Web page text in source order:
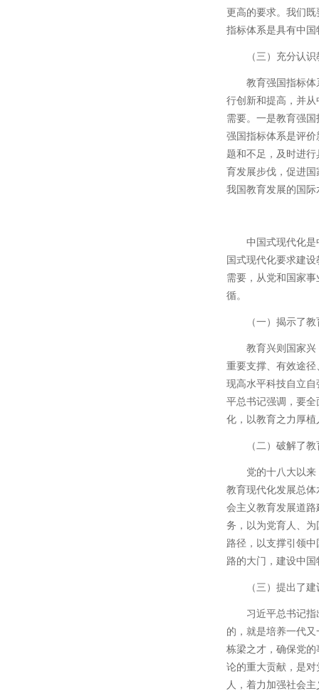
更高的要求。我们
指标体系是具有中
（三）充分认
教育强国指标
行创新和提高，并
需要。一是教育强
强国指标体系是评
题和不足，及时进
育发展步伐，促进
我国教育发展的国
中国式现代化
国式现代化要求建
需要，从党和国家
循。
（一）揭示了
教育兴则国家
重要支撑、有效途
现高水平科技自立
平总书记强调，要
化，以教育之力厚
（二）破解了
党的十八大以
教育现代化发展总
会主义教育发展道
务，以为党育人、
路径，以支撑引领
路的大门，建设中
（三）提出了
习近平总书记
的，就是培养一代
栋梁之才，确保党
论的重大贡献，是
人，着力加强社会